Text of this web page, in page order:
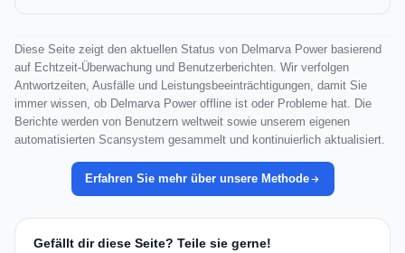
Diese Seite zeigt den aktuellen Status von Delmarva Power basierend
auf Echtzeit-Überwachung und Benutzerberichten. Wir verfolgen
Antwortzeiten, Ausfälle und Leistungsbeeinträchtigungen, damit Sie
immer wissen, ob Delmarva Power offline ist oder Probleme hat. Die
Berichte werden von Benutzern weltweit sowie unserem eigenen
automatisierten Scansystem gesammelt und kontinuierlich aktualisiert.
Erfahren Sie mehr über unsere Methode
Gefällt dir diese Seite? Teile sie gerne!